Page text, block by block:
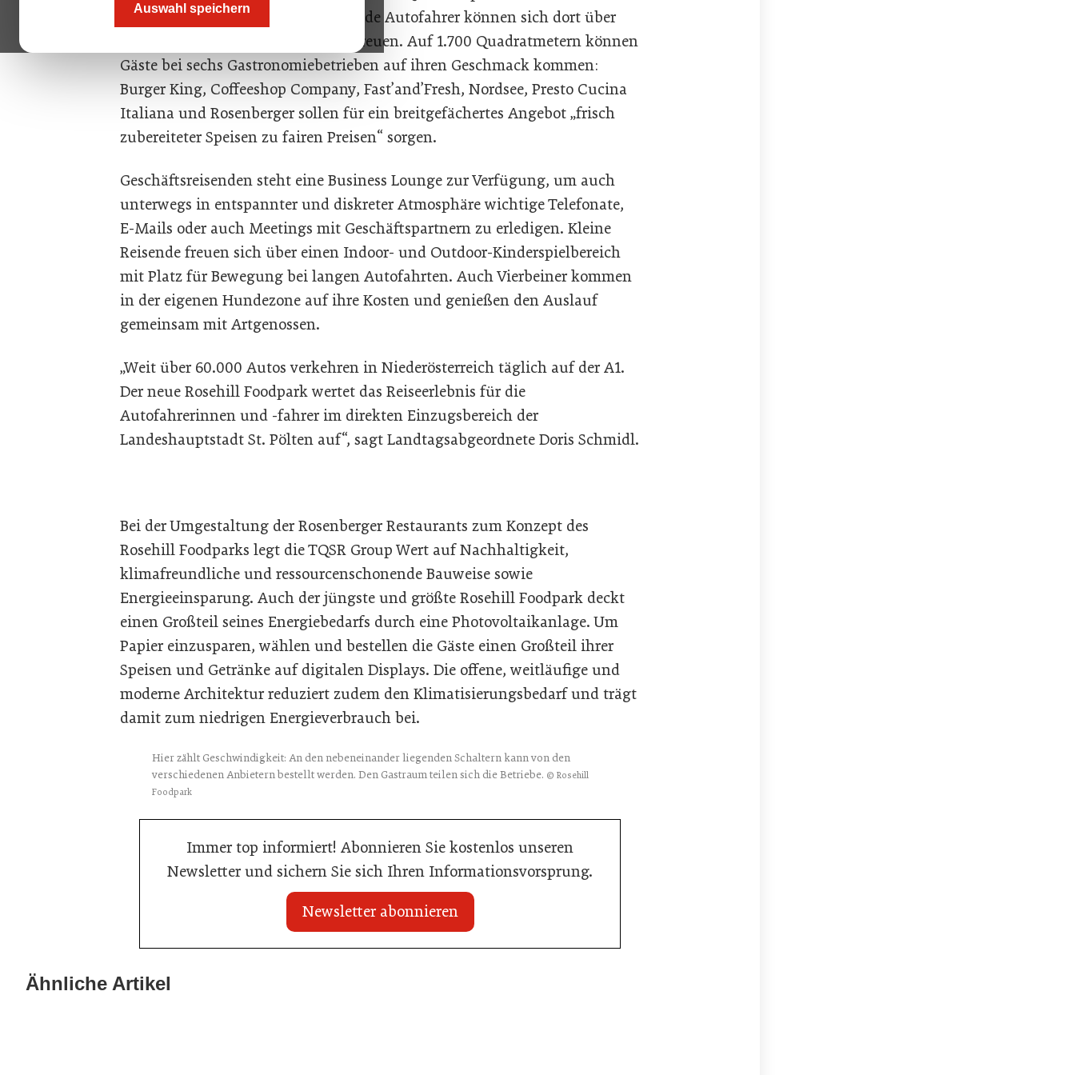
Auswahl speichern
Pölten an der A1 eröffnet. Pausierende Autofahrer können sich dort über
ein breites kulinarisches Angebot freuen. Auf 1.700 Quadratmetern können
Gäste bei sechs Gastronomiebetrieben auf ihren Geschmack kommen:
Burger King, Coffeeshop Company, Fast’and’Fresh, Nordsee, Presto Cucina
Italiana und Rosenberger sollen für ein breitgefächertes Angebot „frisch
zubereiteter Speisen zu fairen Preisen“ sorgen.
Geschäftsreisenden steht eine Business Lounge zur Verfügung, um auch
unterwegs in entspannter und diskreter Atmosphäre wichtige Telefonate,
E-Mails oder auch Meetings mit Geschäftspartnern zu erledigen. Kleine
Reisende freuen sich über einen Indoor- und Outdoor-Kinderspielbereich
mit Platz für Bewegung bei langen Autofahrten. Auch Vierbeiner kommen
in der eigenen Hundezone auf ihre Kosten und genießen den Auslauf
gemeinsam mit Artgenossen.
„Weit über 60.000 Autos verkehren in Niederösterreich täglich auf der A1.
Der neue Rosehill Foodpark wertet das Reiseerlebnis für die
Autofahrerinnen und -fahrer im direkten Einzugsbereich der
Landeshauptstadt St. Pölten auf“, sagt Landtagsabgeordnete Doris Schmidl.
Bei der Umgestaltung der Rosenberger Restaurants zum Konzept des
Rosehill Foodparks legt die TQSR Group Wert auf Nachhaltigkeit,
klimafreundliche und ressourcenschonende Bauweise sowie
Energieeinsparung. Auch der jüngste und größte Rosehill Foodpark deckt
einen Großteil seines Energiebedarfs durch eine Photovoltaikanlage. Um
Papier einzusparen, wählen und bestellen die Gäste einen Großteil ihrer
Speisen und Getränke auf digitalen Displays. Die offene, weitläufige und
moderne Architektur reduziert zudem den Klimatisierungsbedarf und trägt
damit zum niedrigen Energieverbrauch bei.
Hier zählt Geschwindigkeit: An den nebeneinander liegenden Schaltern kann von den
verschiedenen Anbietern bestellt werden. Den Gastraum teilen sich die Betriebe. © Rosehill
Foodpark
Immer top informiert! Abonnieren Sie kostenlos unseren
Newsletter und sichern Sie sich Ihren Informationsvorsprung.
Newsletter abonnieren
Ähnliche Artikel
War die Fußball-WM 2026 für Ihren